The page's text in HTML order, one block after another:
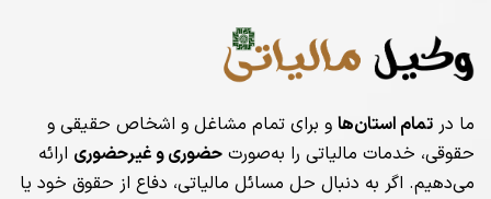
ما در تمام استان‌ها و برای تمام مشاغل و اشخاص حقیقی و
حقوقی، خدمات مالیاتی را به‌صورت حضوری و غیرحضوری ارائه
می‌دهیم. اگر به دنبال حل مسائل مالیاتی، دفاع از حقوق خود یا